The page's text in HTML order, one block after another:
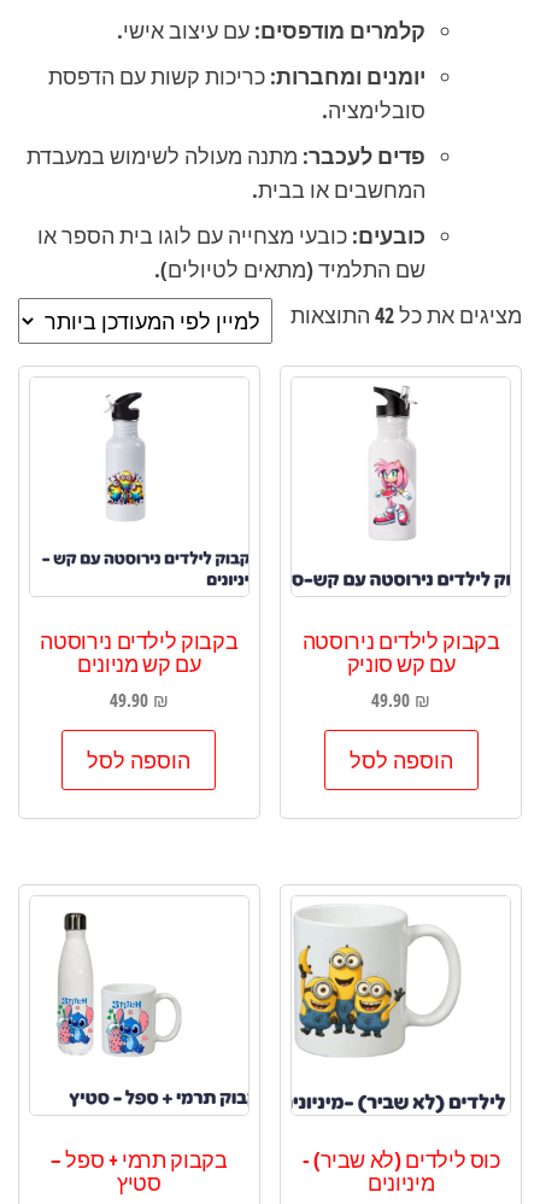
קלמרים מודפסים: עם עיצוב אישי.
יומנים ומחברות: כריכות קשות עם הדפסת
סובלימציה.
פדים לעכבר: מתנה מעולה לשימוש במעבדת
המחשבים או בבית.
כובעים: כובעי מצחייה עם לוגו בית הספר או
שם התלמיד (מתאים לטיולים).
מציגים את כל ⁦42⁩ התוצאות
ממוין
לפי
הפריט
בקבוק לילדים נירוסטה
עם קש סוניק
49.90 ₪
הוספה לסל
בקבוק לילדים נירוסטה
עם קש מניונים
49.90 ₪
הוספה לסל
כוס לילדים (לא שביר) -
מיניונים
בקבוק תרמי + ספל –
סטיץ